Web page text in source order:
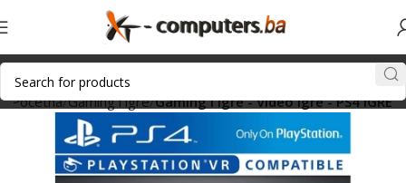
Početna Gaming i igre Gaming i igre - Video igre - PS4 IGRE